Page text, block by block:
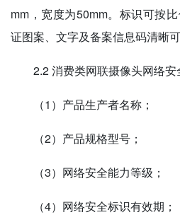
mm，宽度为50mm。标识可按
证图案、文字及备案信息码清晰可
2.2 消费类网联摄像头网络安
（1）产品生产者名称；
（2）产品规格型号；
（3）网络安全能力等级；
（4）网络安全标识有效期；